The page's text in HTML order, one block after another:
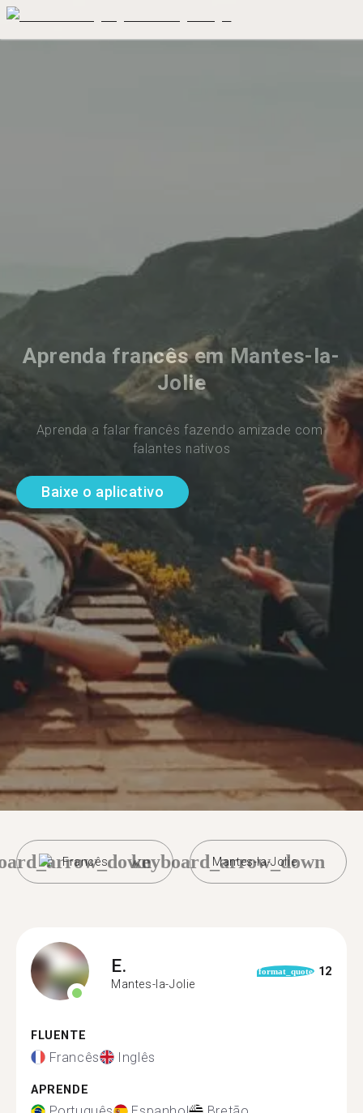
Aprenda francês em Mantes-la-
Jolie
Aprenda a falar francês fazendo amizade com
falantes nativos
Baixe o aplicativo
Francês Mantes-la-Jolie
keyboard_arrow_down
E.
Mantes-la-Jolie
format_quote 12
FLUENTE
Francês Inglês
APRENDE